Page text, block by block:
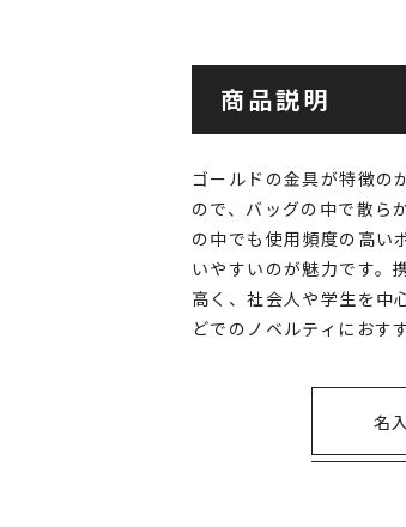
商品説明
ゴールドの金具が特徴の
ので、バッグの中で散ら
の中でも使用頻度の高い
いやすいのが魅力です。
高く、社会人や学生を中
どでのノベルティにおす
名